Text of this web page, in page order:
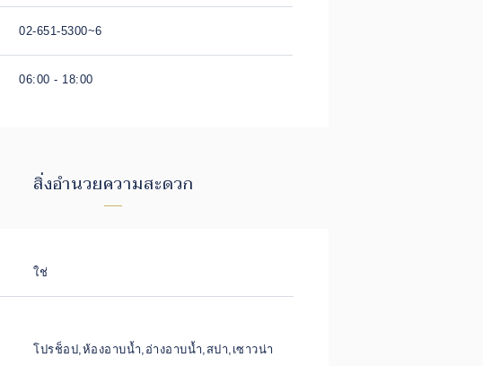
02-651-5300~6
06:00 - 18:00
สิ่งอำนวยความสะดวก
ใช่
โปรช็อป,ห้องอาบน้ำ,อ่างอาบน้ำ,สปา,เซาวน่า